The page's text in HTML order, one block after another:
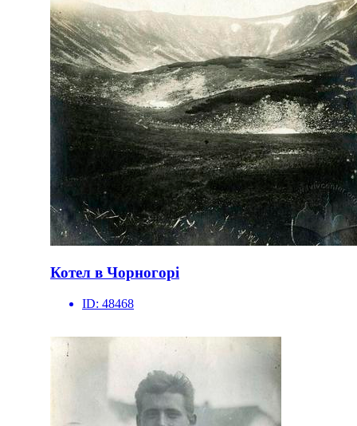
Котел в Чорногорі
ID: 48468